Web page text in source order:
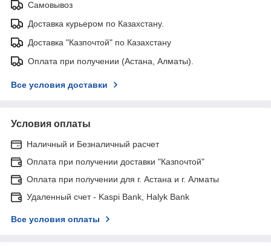
Самовывоз
Доставка курьером по Казахстану.
Доставка "Казпочтой" по Казахстану
Оплата при получении (Астана, Алматы).
Все условия доставки
Условия оплаты
Наличный и Безналичный расчет
Оплата при получении доставки "Казпочтой"
Оплата при получении для г. Астана и г. Алматы
Удаленный счет - Kaspi Bank, Halyk Bank
Все условия оплаты